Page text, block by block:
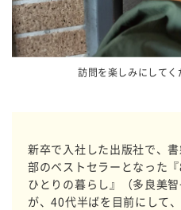
訪問を楽しみにして
新卒で入社した出版社で、
部のベストセラーとなった
ひとりの暮らし』（多良美
が、40代半ばを目前にして